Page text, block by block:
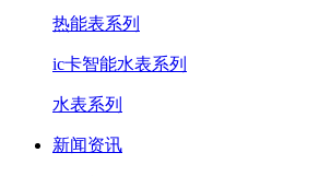
热能表系列
ic卡智能水表系列
水表系列
新闻资讯